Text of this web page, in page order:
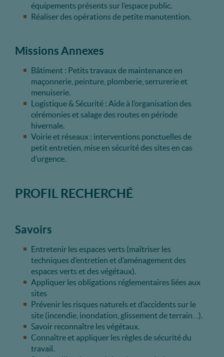
équipements présents sur l’espace public.
Réaliser des opérations de petite manutention.
Missions Annexes
Bâtiment : Petits travaux de maintenance en
maçonnerie, peinture, plomberie, serrurerie et
menuiserie.
Logistique & Sécurité : Aide à l’organisation des
cérémonies et salage des routes en période
hivernale.
Voirie et réseaux : interventions ponctuelles de
petit entretien, mise en sécurité des sites en cas
d’urgence.
PROFIL RECHERCHÉ
Savoirs
Entretenir les espaces verts (maîtriser les
techniques d’entretien et d’aménagement des
espaces verts et des végétaux).
Appliquer les obligations réglementaires liées aux
sites
Prévenir les risques naturels et d’accidents sur le
site (incendie, inondation, glissement de terrain…).
Savoir reconnaître les végétaux.
Connaître et appliquer les règles de sécurité du
travail.